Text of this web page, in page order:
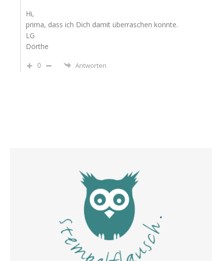
Hi,
prima, dass ich Dich damit überraschen konnte.
LG
Dörthe
0
Antworten